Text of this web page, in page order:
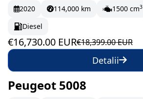
2020 114,000 km 1500 cm3
Diesel
€16,730.00 EUR€18,399.00 EUR
Detalii
În stoc 279.67 EUR/lună
Peugeot 5008